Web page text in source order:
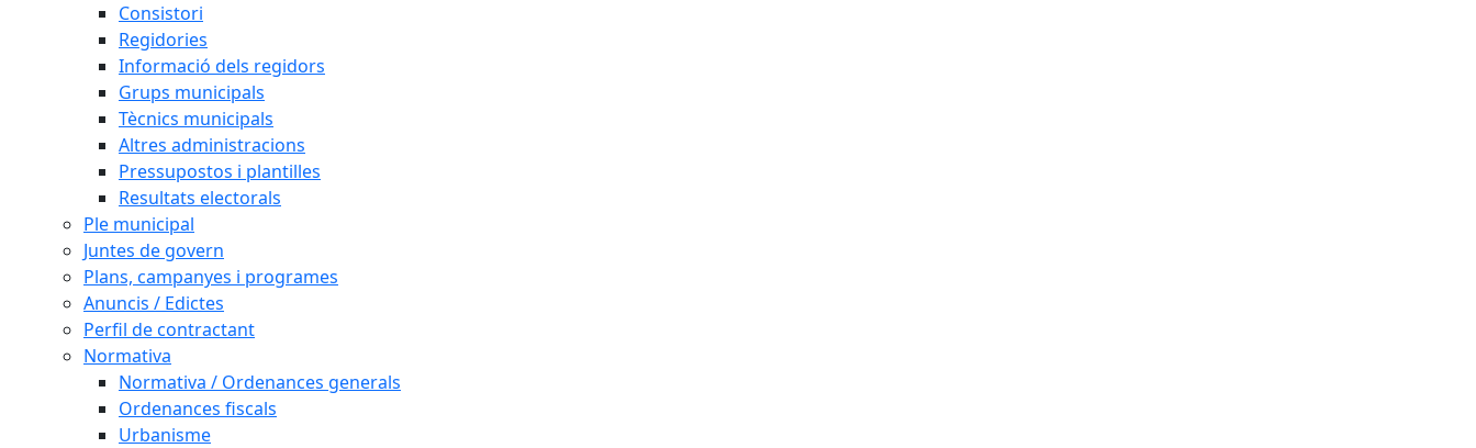
Consistori
Regidories
Informació dels regidors
Grups municipals
Tècnics municipals
Altres administracions
Pressupostos i plantilles
Resultats electorals
Ple municipal
Juntes de govern
Plans, campanyes i programes
Anuncis / Edictes
Perfil de contractant
Normativa
Normativa / Ordenances generals
Ordenances fiscals
Urbanisme